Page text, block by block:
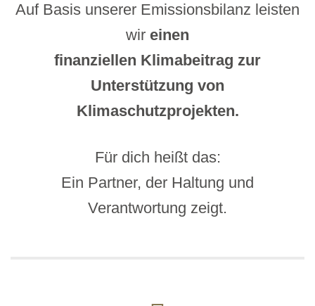
Auf Basis unserer Emissionsbilanz leisten
wir einen
finanziellen Klimabeitrag zur
Unterstützung von
Klimaschutzprojekten.
Für dich heißt das:
Ein Partner, der Haltung und
Verantwortung zeigt.